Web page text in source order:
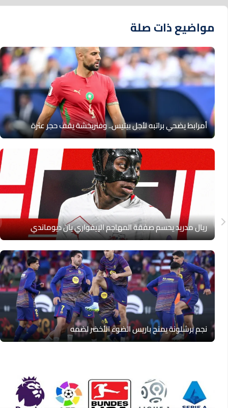
مواضيع ذات صلة
أمرابط يضحي براتبه لأجل بيتيس.. وفنربخشة يقف حجر عثرة
ريال مدريد يحسم صفقة المهاجم الإيفواري يان ديوماندي
نجم برشلونة يمنح باريس الضوء الأخضر لضمه